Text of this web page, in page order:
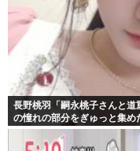
長野桃羽「嗣永桃子さんと道
の憧れの部分をぎゅっと集め